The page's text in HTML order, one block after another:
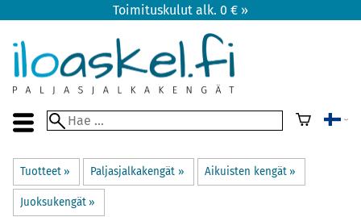
Toimituskulut alk. 0 € »
Tuotteet ‪» Paljasjalkakengät ‪» Aikuisten kengät ‪»
Juoksukengät ‪»